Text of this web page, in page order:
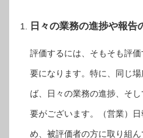
日々の業務の進捗や報告
評価するには、そもそも評
要になります。特に、同じ
ば、日々の業務の進捗、そ
要がございます。（営業）
め、被評価者の方に取り組